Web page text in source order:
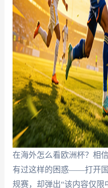
在海外怎么看欧洲杯？相
有过这样的困惑——打开
规赛，却弹出“该内容仅限